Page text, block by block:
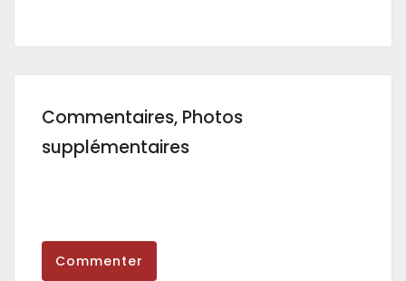
Commentaires, Photos
supplémentaires
Commenter